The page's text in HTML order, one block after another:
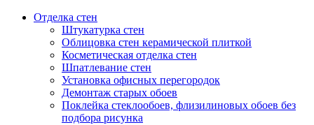
Отделка стен
Штукатурка стен
Облицовка стен керамической плиткой
Косметическая отделка стен
Шпатлевание стен
Установка офисных перегородок
Демонтаж старых обоев
Поклейка стеклообоев, флизилиновых обоев без
подбора рисунка